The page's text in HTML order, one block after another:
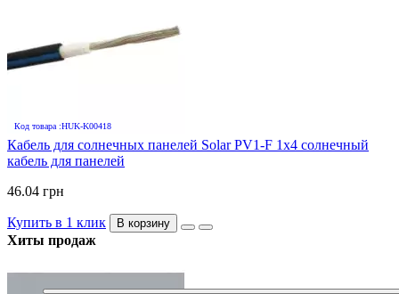
Код товара :HUK-K00418
Кабель для солнечных панелей Solar PV1-F 1х4 солнечный
кабель для панелей
46.04 грн
Купить в 1 клик В корзину
Хиты продаж